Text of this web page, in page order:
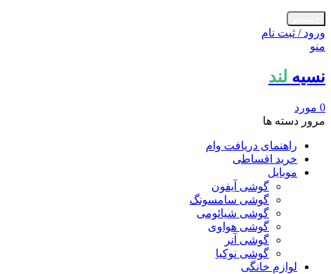
ورود / ثبت نام
منو
نسیه لند
0 مورد
مرور دسته ها
راهنمای دریافت وام
خرید اقساطی
موبایل
گوشی آیفون
گوشی سامسونگ
گوشی شیائومی
گوشی هواوی
گوشی آنر
گوشی نوکیا
لوازم خانگی